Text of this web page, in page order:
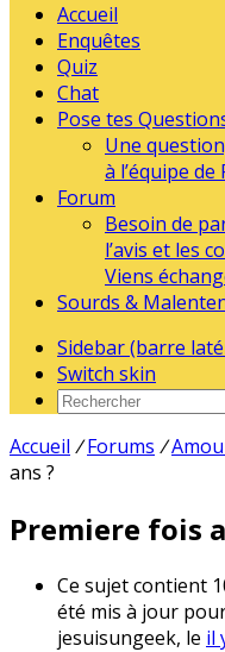
Accueil
Enquêtes
Quiz
Chat
Pose tes
Une
à l’équipe de
Forum
Besoin de
l’avis et les
Viens
Sourds &
Sidebar (barre
Switch skin
Accueil / Forums /
ans ?
Premiere fois
Ce sujet contient
été mis à jour
jesuisungeek, le il